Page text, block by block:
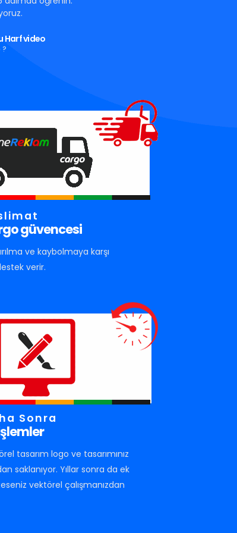
Harf video
?
güvencesi
ve kaybolmaya karşı
verir.
Sonra
tasarım logo ve tasarımınız
saklanıyor. Yıllar sonra da ek
vektörel çalışmanızdan